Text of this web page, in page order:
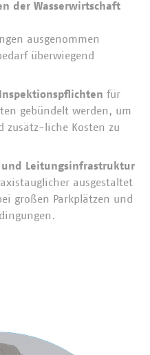
der Wasserwirtschaft
ausgenommen
überwiegend
für
gebündelt werden, um
zusätz-liche Kosten zu
und Leitungsinfrastruktur
ausgestaltet
großen Parkplätzen und